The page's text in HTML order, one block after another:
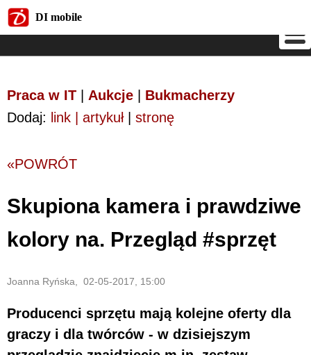
DI mobile
Praca w IT Aukcje
Bukmacherzy
Dodaj: link | artykuł| stronę
«POWRÓT
Skupiona kamera i prawdziwe
kolory na. Przegląd #sprzęt
Joanna Ryńska, 02-05-2017, 15:00
Producenci sprzętu mają kolejne oferty dla
graczy i dla twórców - w dzisiejszym
DI mobile